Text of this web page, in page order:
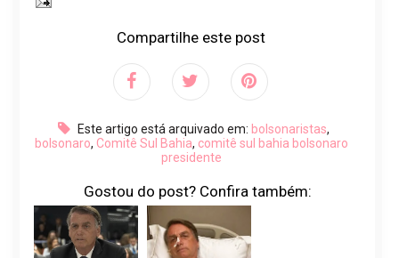
Compartilhe este post
Este artigo está arquivado em: bolsonaristas,
bolsonaro, Comitê Sul Bahia, comitê sul bahia bolsonaro
presidente
Gostou do post? Confira também: